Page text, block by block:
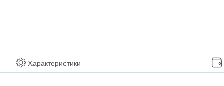
Характеристики